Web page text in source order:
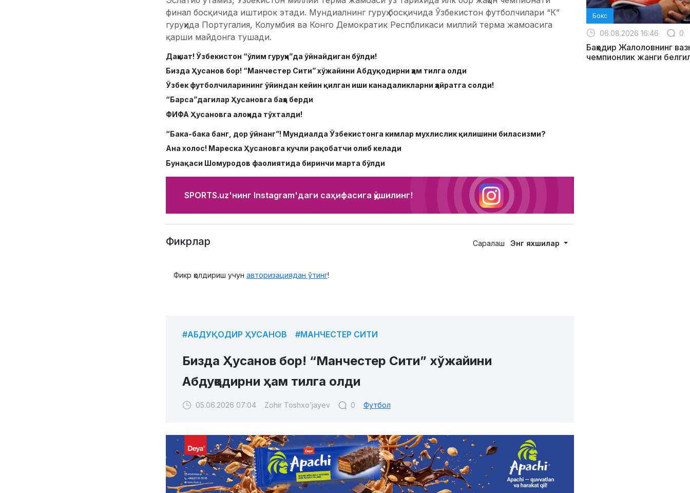
финал босқичида иштирок этади. Мундиалнинг гуруҳ босқичида Ўзбекистон футболчилари “К”
гуруҳида Португалия, Колумбия ва Конго Демократик Респбликаси миллий терма жамоасига
қарши майдонга тушади.
Даҳшат! Ўзбекистон “ўлим гуруҳи”да ўйнайдиган бўлди!
Бизда Ҳусанов бор! “Манчестер Сити” хўжайини Абдуқодирни ҳам тилга олди
Ўзбек футболчиларининг ўйиндан кейин қилган иши канадаликларни ҳайратга солди!
“Барса”дагилар Ҳусановга баҳо берди
ФИФА Ҳусановга алоҳида тўхталди!
“Бака-бака банг, дор ўйнанг”! Мундиалда Ўзбекистонга кимлар мухлислик қилишини биласизми?
Ана холос! Мареска Ҳусановга кучли рақобатчи олиб келади
Бунақаси Шомуродов фаолиятида биринчи марта бўлди
SPORTS.uz'нинг Instagram'даги саҳифасига қўшилинг!
Фикрлар Саралаш Энг яхшилар
Фикр қолдириш учун авторизациядан ўтинг!
#АБДУҚОДИР ҲУСАНОВ #МАНЧЕСТЕР СИТИ
Бизда Ҳусанов бор! “Манчестер Сити” хўжайини
Абдуқодирни ҳам тилга олди
05.06.2026 07:04 Zohir Toshxo’jayev 0 Футбол
Бокс
06.08.2026 16:46 0
Баҳодир Жалоловнинг
чемпионлик жанги